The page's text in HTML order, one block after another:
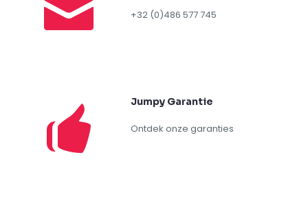
+32 (0)486 577 745
Jumpy Garantie
Ontdek onze garanties